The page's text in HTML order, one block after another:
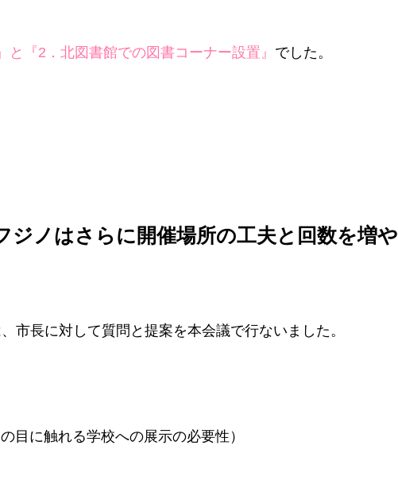
と『2．北図書館での図書コーナー設置』 でした。
ジノはさらに開催場所の工夫と回数を増や
市長に対して質問と提案を本会議で行ないました。
目に触れる学校への展示の必要性）